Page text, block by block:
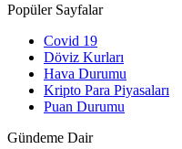
Popüler Sayfalar
Covid 19
Döviz Kurları
Hava Durumu
Kripto Para Piyasaları
Puan Durumu
Gündeme Dair